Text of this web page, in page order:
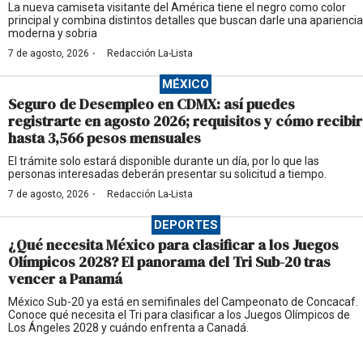
La nueva camiseta visitante del América tiene el negro como color
principal y combina distintos detalles que buscan darle una apariencia
moderna y sobria
7 de agosto, 2026 · Redacción La-Lista
MÉXICO
Seguro de Desempleo en CDMX: así puedes
registrarte en agosto 2026; requisitos y cómo recibir
hasta 3,566 pesos mensuales
El trámite solo estará disponible durante un día, por lo que las
personas interesadas deberán presentar su solicitud a tiempo.
7 de agosto, 2026 · Redacción La-Lista
DEPORTES
¿Qué necesita México para clasificar a los Juegos
Olímpicos 2028? El panorama del Tri Sub-20 tras
vencer a Panamá
México Sub-20 ya está en semifinales del Campeonato de Concacaf.
Conoce qué necesita el Tri para clasificar a los Juegos Olímpicos de
Los Ángeles 2028 y cuándo enfrenta a Canadá.